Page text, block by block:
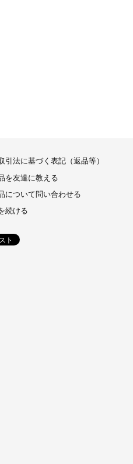
引法に基づく表記（返品等）
を友達に教える
について問い合わせる
続ける